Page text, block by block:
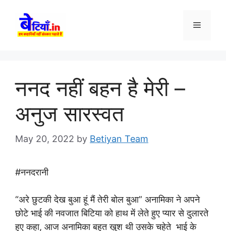
content
Menu
ननद नहीं बहन है मेरी –
अनुज सारस्वत
May 20, 2022 by Betiyan Team
#ननदरानी
“अरे छुटकी देख बुआ हूं मैं तेरी बोल बुआ” अनामिका ने अपने
छोटे भाई की नवजात बिटिया को हाथ में लेते हुए प्यार से दुलारते
हुए कहा, आज अनामिका बहुत खुश थी उसके चहेते भाई के